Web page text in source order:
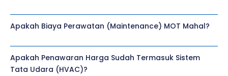
Apakah Biaya Perawatan (maintenance) MOT Mahal?
Apakah Penawaran Harga Sudah Termasuk Sistem
Tata Udara (HVAC)?